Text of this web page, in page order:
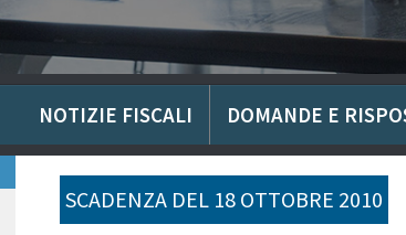
NOTIZIE FISCALI DOMANDE E
SCADENZA DEL 18 OTTOBRE 2010